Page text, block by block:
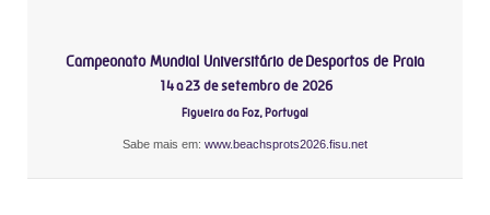
Campeonato Mundial Universitário de Desportos de Praia
14 a 23 de setembro de 2026
Figueira da Foz, Portugal
Sabe mais em: www.beachsprots2026.fisu.net